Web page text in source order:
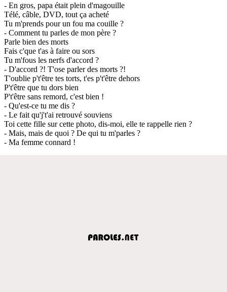
- En gros, papa était plein d'magouille
Télé, câble, DVD, tout ça acheté
Tu m'prends pour un fou ma couille ?
- Comment tu parles de mon père ?
Parle bien des morts
Fais c'que t'as à faire ou sors
Tu m'fous les nerfs d'accord ?
- D'accord ?! T'ose parler des morts ?!
T'oublie p't'être tes torts, t'es p't'être dehors
P't'être que tu dors bien
P't'être sans remord, c'est bien !
- Qu'est-ce tu me dis ?
- Le fait qu'j't'ai retrouvé souviens
Toi cette fille sur cette photo, dis-moi, elle te rappelle rien ?
- Mais, mais de quoi ? De qui tu m'parles ?
- Ma femme connard !